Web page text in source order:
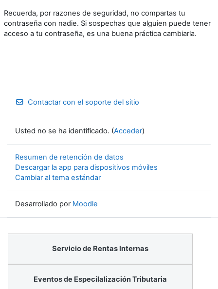
Recuerda, por razones de seguridad, no compartas tu
contraseña con nadie. Si sospechas que alguien puede tener
acceso a tu contraseña, es una buena práctica cambiarla.
Contactar con el soporte del sitio
Usted no se ha identificado. (Acceder)
Resumen de retención de datos
Descargar la app para dispositivos móviles
Cambiar al tema estándar
Desarrollado por Moodle
Servicio de Rentas Internas
Eventos de Especilalización Tributaria